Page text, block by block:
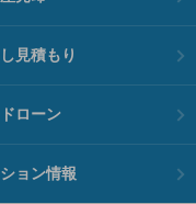
見積もり
ローン
ョン情報